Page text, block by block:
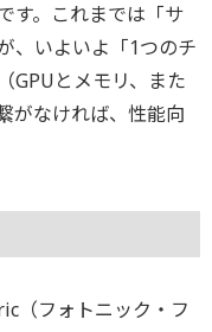
す。これまでは「サ
、いよいよ「1つのチ
GPUとメモリ、また
がなければ、性能向
（フォトニック・フ